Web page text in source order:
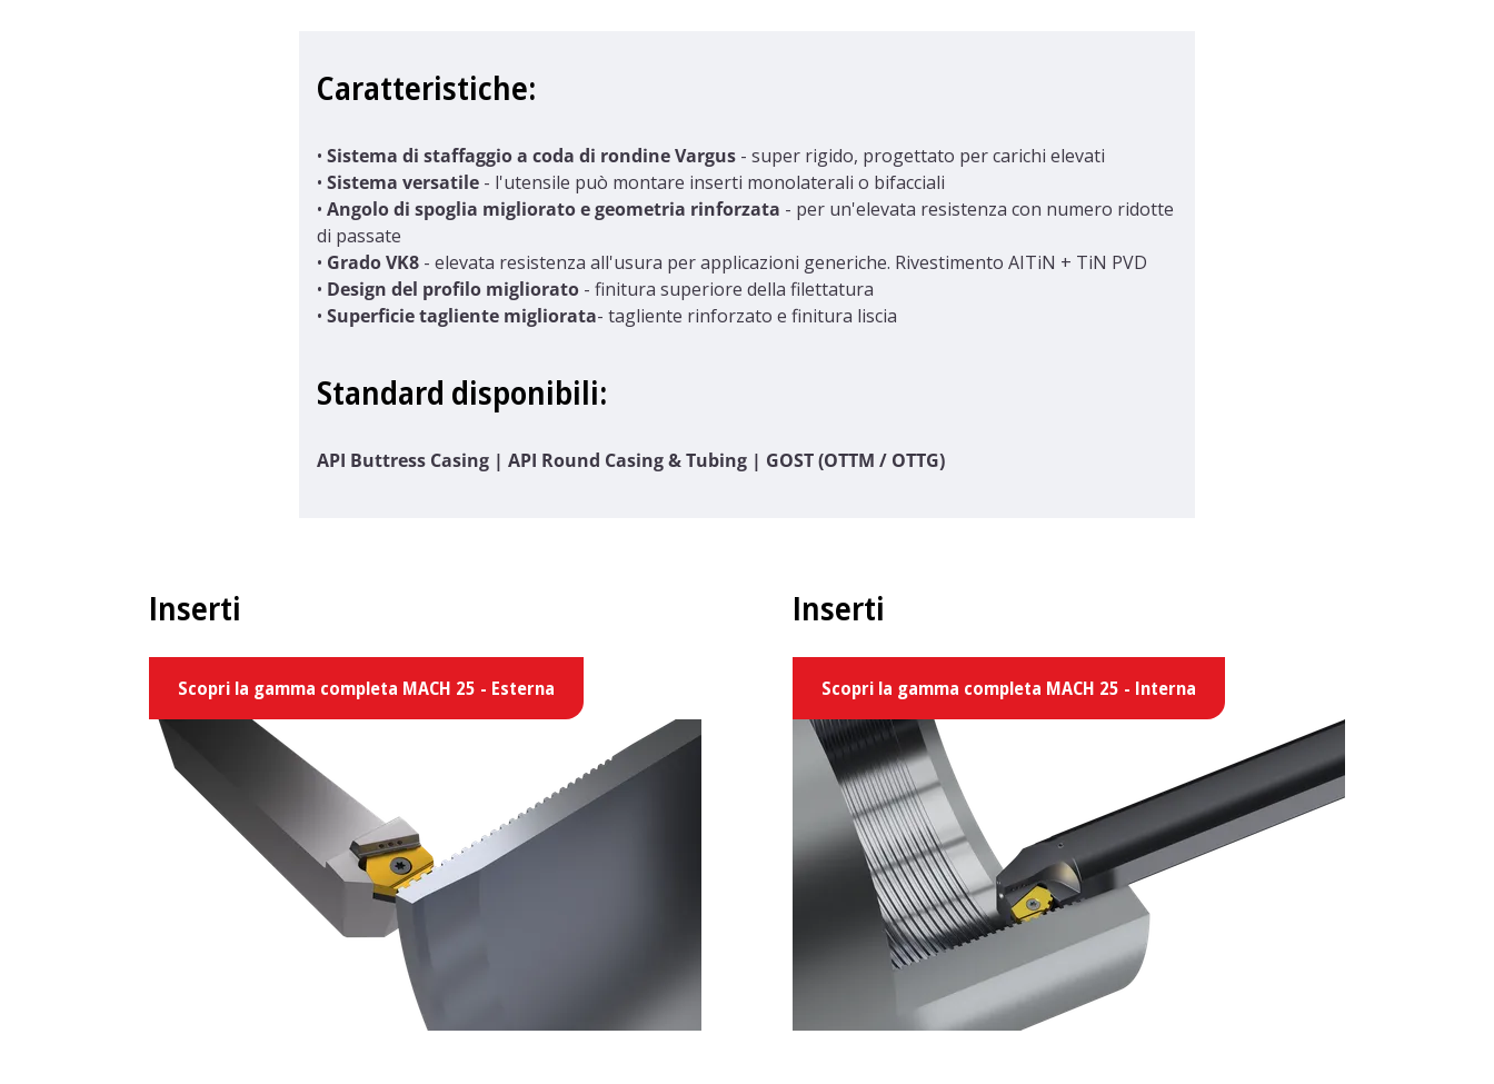
Caratteristiche:
• Sistema di staffaggio a coda di rondine Vargus- super rigido, progettato per carichi elevati
• Sistema versatile- l'utensile può montare inserti monolaterali o bifacciali
• Angolo di spoglia migliorato e geometria rinforzata - per un'elevata resistenza con numero ridotte
di passate
• Grado VK8- elevata resistenza all'usura per applicazioni generiche. Rivestimento AITiN + TiN PVD
• Design del profilo migliorato- finitura superiore della filettatura
• Superficie tagliente migliorata- tagliente rinforzato e finitura liscia
Standard disponibili:
API Buttress Casing | API Round Casing & Tubing | GOST (OTTM / OTTG)
Inserti
Scopri la gamma completa MACH 25 - Esterna
Inserti
Scopri la gamma completa MACH 25 - Interna